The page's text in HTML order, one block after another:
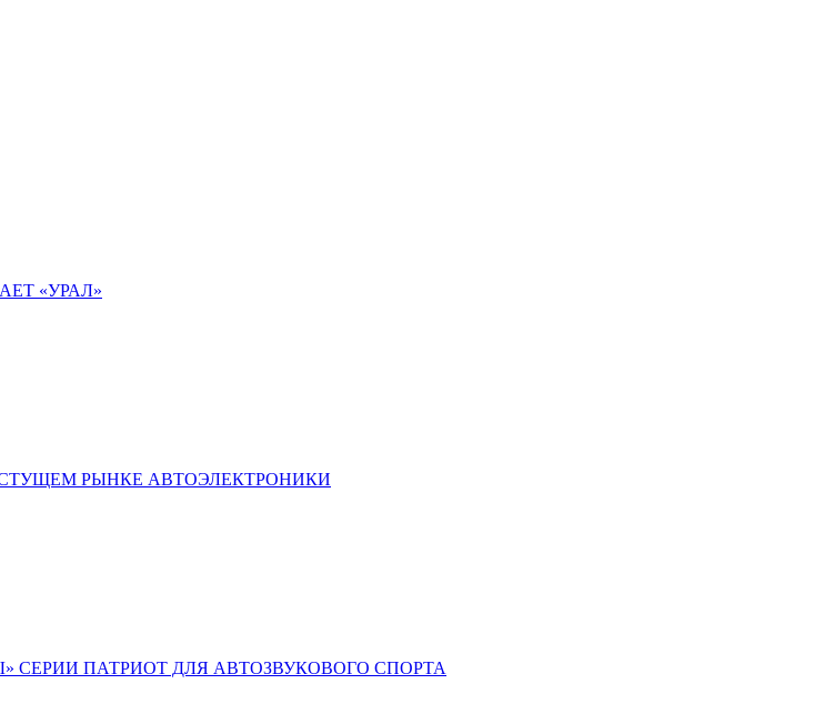
«УРАЛ»
РЫНКЕ АВТОЭЛЕКТРОНИКИ
СЕРИИ ПАТРИОТ ДЛЯ АВТОЗВУКОВОГО СПОРТА